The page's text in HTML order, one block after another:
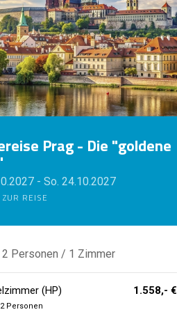
Prag - Die "goldene
- So. 24.10.2027
REISE
2 Personen / 1 Zimmer
(HP) 1.558,- €
Personen